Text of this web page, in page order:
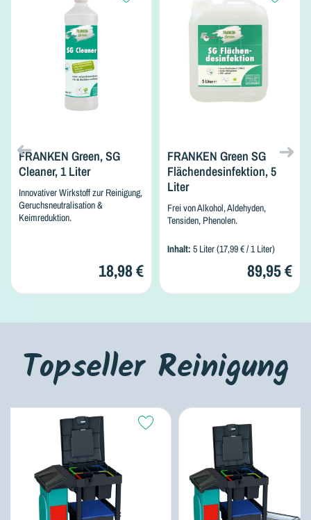
FRANKEN Green, SG
Cleaner, 1 Liter
Innovativer Wirkstoff zur Reinigung,
Geruchsneutralisation &
Keimreduktion.
18,98 €
FRANKEN Green SG
Flächendesinfektion, 5
Liter
Frei von Alkohol, Aldehyden,
Tensiden, Phenolen.
Inhalt: 5 Liter(17,99 € / 1 Liter)
89,95 €
Topseller Reinigung